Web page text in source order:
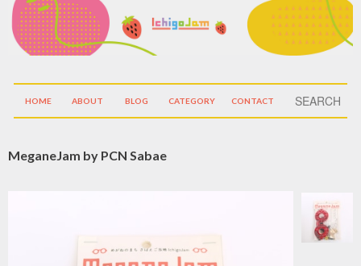
HOME ABOUT BLOG CATEGORY CONTACT
MeganeJam by PCN Sabae